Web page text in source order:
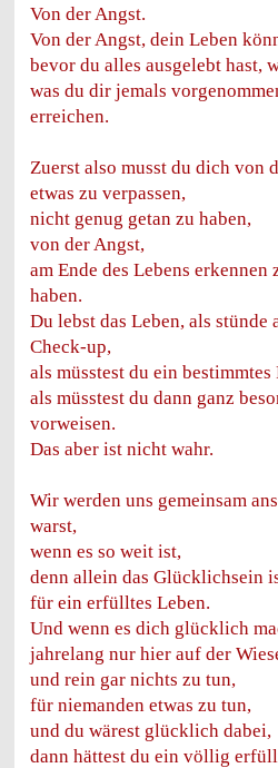
Von der Angst.
Von der Angst, dein Leben
bevor du alles ausgelebt hast,
was du dir jemals
erreichen.
Zuerst also musst du dich von
etwas zu verpassen,
nicht genug getan zu haben,
von der Angst,
am Ende des Lebens erkennen
haben.
Du lebst das Leben, als stünde
Check-up,
als müsstest du ein
als müsstest du dann ganz
vorweisen.
Das aber ist nicht wahr.
Wir werden uns gemeinsam
warst,
wenn es so weit ist,
denn allein das Glücklichsein
für ein erfülltes Leben.
Und wenn es dich glücklich
jahrelang nur hier auf der
und rein gar nichts zu tun,
für niemanden etwas zu tun,
und du wärest glücklich dabei,
dann hättest du ein völlig